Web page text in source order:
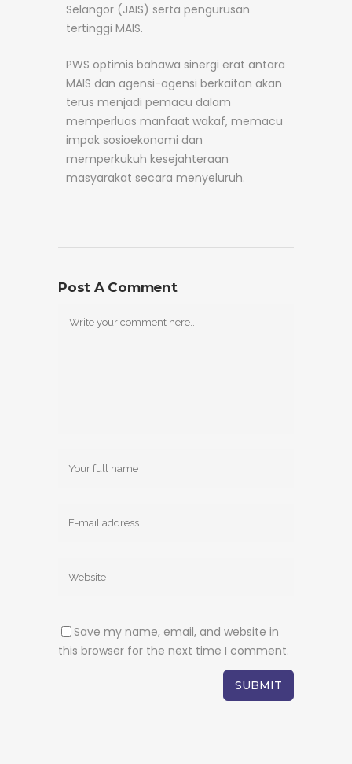
Selangor (JAIS) serta pengurusan
tertinggi MAIS.
PWS optimis bahawa sinergi erat antara
MAIS dan agensi-agensi berkaitan akan
terus menjadi pemacu dalam
memperluas manfaat wakaf, memacu
impak sosioekonomi dan
memperkukuh kesejahteraan
masyarakat secara menyeluruh.
Post A Comment
Save my name, email, and website in
this browser for the next time I comment.